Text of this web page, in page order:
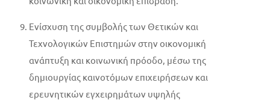
Ενίσχυση της συμβολής των Θετικών και
Τεχνολογικών Επιστημών στην οικονομική
ανάπτυξη και κοινωνική πρόοδο, μέσω της
δημιουργίας καινοτόμων επιχειρήσεων και
ερευνητικών εγχειρημάτων υψηλής